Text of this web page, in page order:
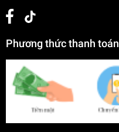
Phương thức thanh toán